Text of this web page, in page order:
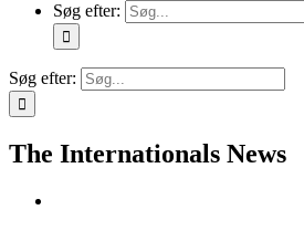
Søg efter:
Søg efter:
The Internationals News